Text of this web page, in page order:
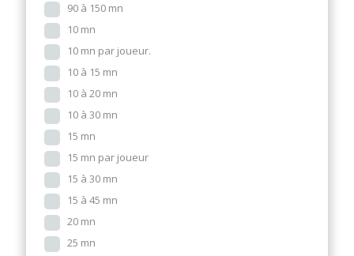
90 à 150 mn
10 mn
10 mn par joueur.
10 à 15 mn
10 à 20 mn
10 à 30 mn
15 mn
15 mn par joueur
15 à 30 mn
15 à 45 mn
20 mn
25 mn